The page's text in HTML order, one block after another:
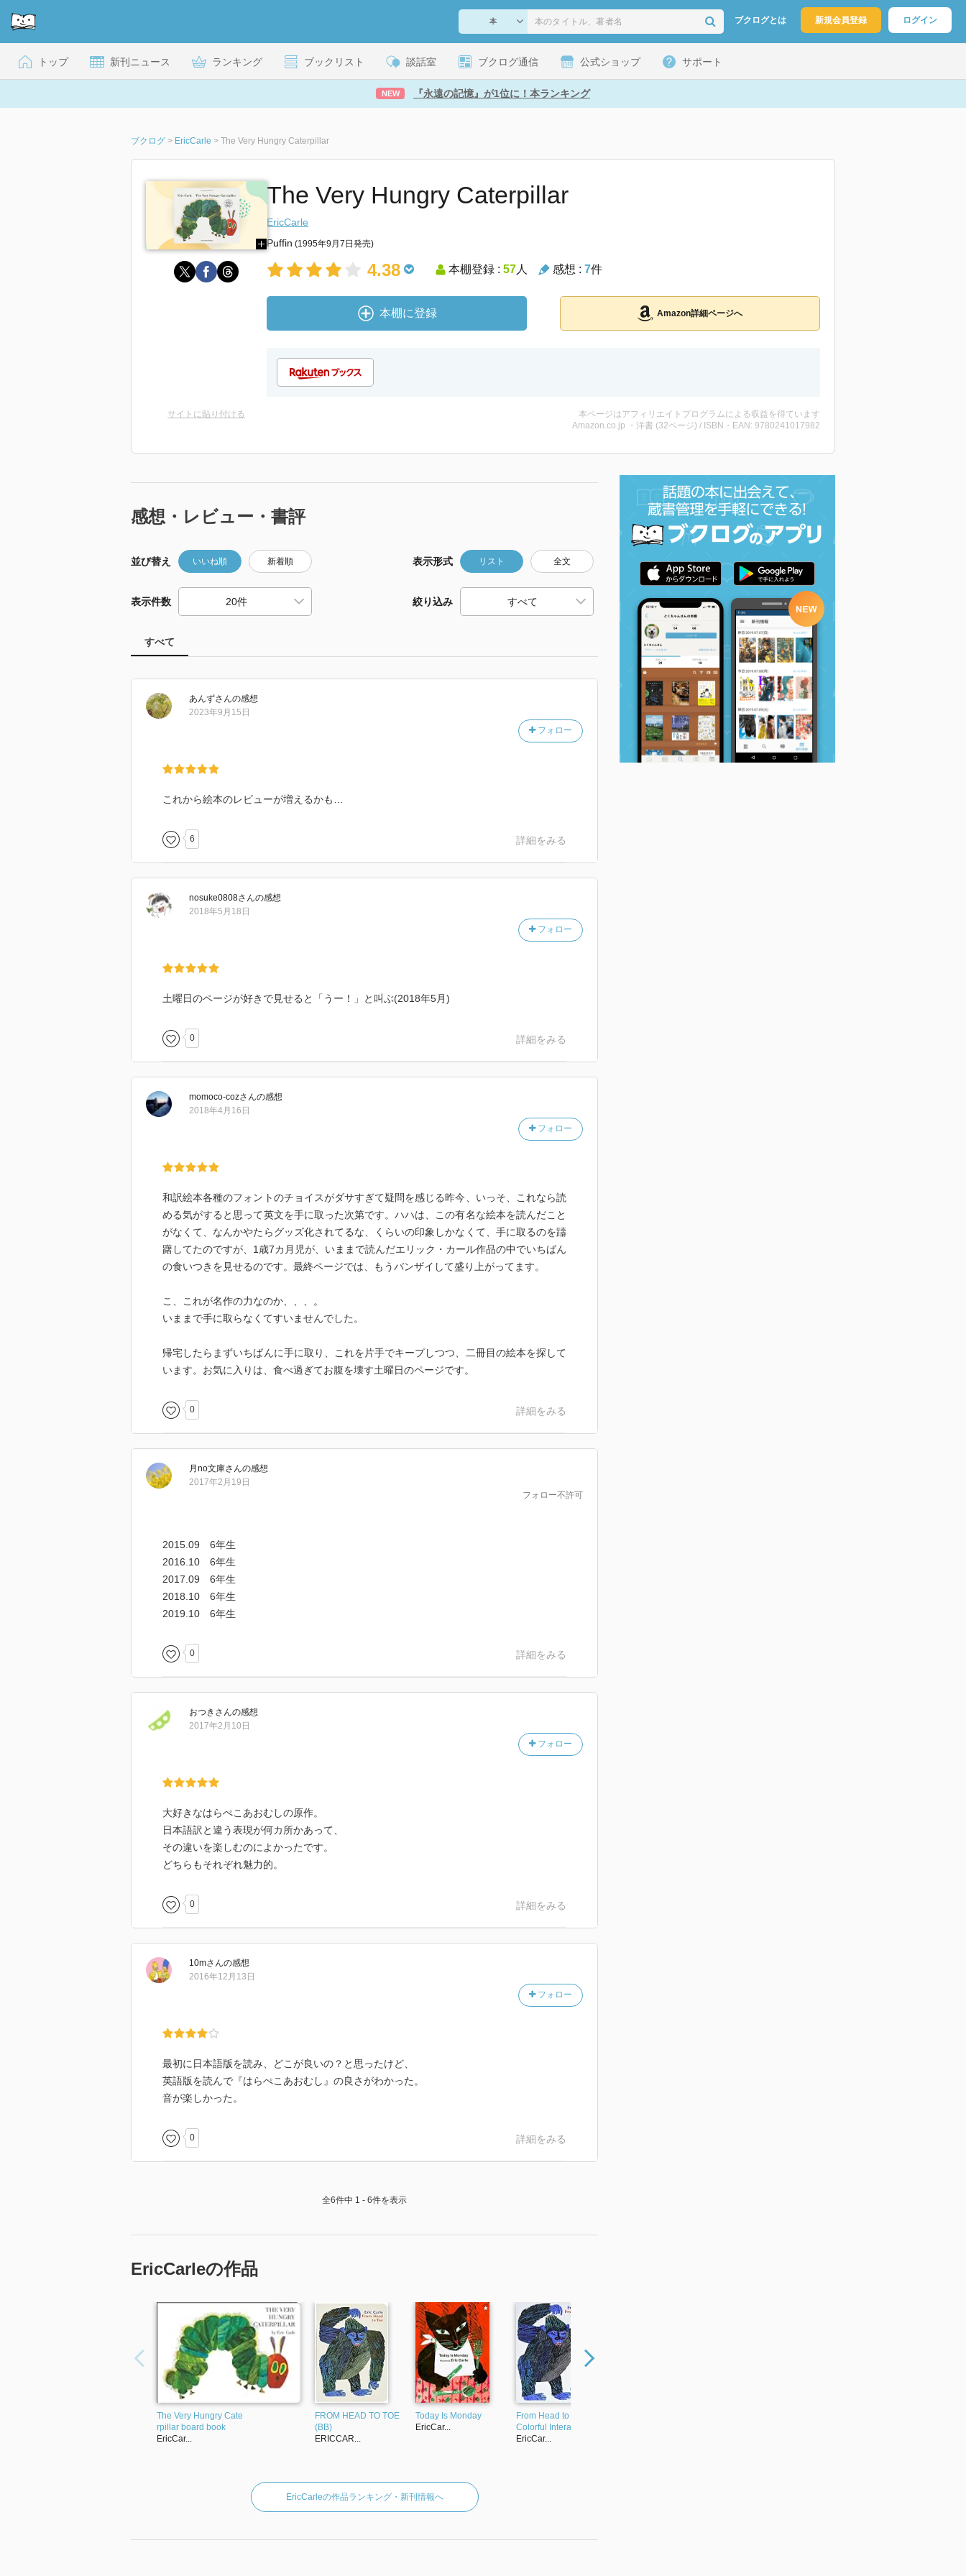
ブクログとは 新規会員登録 ログイン
トップ 新刊ニュース ランキング ブックリスト 談話室 ブクログ通信 公式ショップ サポート
NEW 『永遠の記憶』が1位に！本ランキング
ブクログ > EricCarle > The Very Hungry Caterpillar
The Very Hungry Caterpillar
EricCarle
Puffin (1995年9月7日発売)
4.38 本棚登録 : 57人 感想 : 7件
本棚に登録 Amazon詳細ページへ
サイトに貼り付ける
本ページはアフィリエイトプログラムによる収益を得ています
Amazon.co.jp ・洋書 (32ページ) / ISBN・EAN: 9780241017982
感想・レビュー・書評
並び替え いいね順 新着順 表示形式 リスト 全文
表示件数 絞り込み
すべて
あんずさんの感想
フォロー
2023年9月15日
これから絵本のレビューが増えるかも…
6 詳細をみる
nosuke0808さんの感想
フォロー
2018年5月18日
土曜日のページが好きで見せると「うー！」と叫ぶ(2018年5月)
0 詳細をみる
momoco-cozさんの感想
フォロー
2018年4月16日
和訳絵本各種のフォントのチョイスがダサすぎて疑問を感じる昨今、いっそ、これなら読
める気がすると思って英文を手に取った次第です。ハハは、この有名な絵本を読んだこと
がなくて、なんかやたらグッズ化されてるな、くらいの印象しかなくて、手に取るのを躊
躇してたのですが、1歳7カ月児が、いままで読んだエリック・カール作品の中でいちばん
の食いつきを見せるのです。最終ページでは、もうバンザイして盛り上がってます。
こ、これが名作の力なのか、、、。
いままで手に取らなくてすいませんでした。
帰宅したらまずいちばんに手に取り、これを片手でキープしつつ、二冊目の絵本を探して
います。お気に入りは、食べ過ぎてお腹を壊す土曜日のページです。
0 詳細をみる
月no文庫さんの感想
フォロー不許可
2017年2月19日
2015.09 6年生
2016.10 6年生
2017.09 6年生
2018.10 6年生
2019.10 6年生
0 詳細をみる
おつき さんの感想
フォロー
2017年2月10日
大好きなはらぺこあおむしの原作。
日本語訳と違う表現が何カ所かあって、
その違いを楽しむのによかったです。
どちらもそれぞれ魅力的。
0 詳細をみる
10mさんの感想
フォロー
2016年12月13日
最初に日本語版を読み、どこが良いの？と思ったけど、
英語版を読んで『はらぺこあおむし』の良さがわかった。
音が楽しかった。
0 詳細をみる
全6件中 1 - 6件を表示
EricCarleの作品
The Very Hungry Cate
rpillar board book
EricCar...
FROM HEAD TO TOE
(BB)
ERICCAR...
Today Is Monday
EricCar...
From Head to Toe: A
Colorful Interacti...
EricCar...
EricCarleの作品ランキング・新刊情報へ